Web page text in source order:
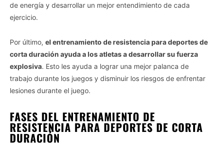
de energía y desarrollar un mejor entendimiento de cada
ejercicio.
Por último, el entrenamiento de resistencia para deportes de
corta duración ayuda a los atletas a desarrollar su fuerza
explosiva. Esto les ayuda a lograr una mejor palanca de
trabajo durante los juegos y disminuir los riesgos de enfrentar
lesiones durante el juego.
FASES DEL ENTRENAMIENTO DE
RESISTENCIA PARA DEPORTES DE CORTA
DURACIÓN